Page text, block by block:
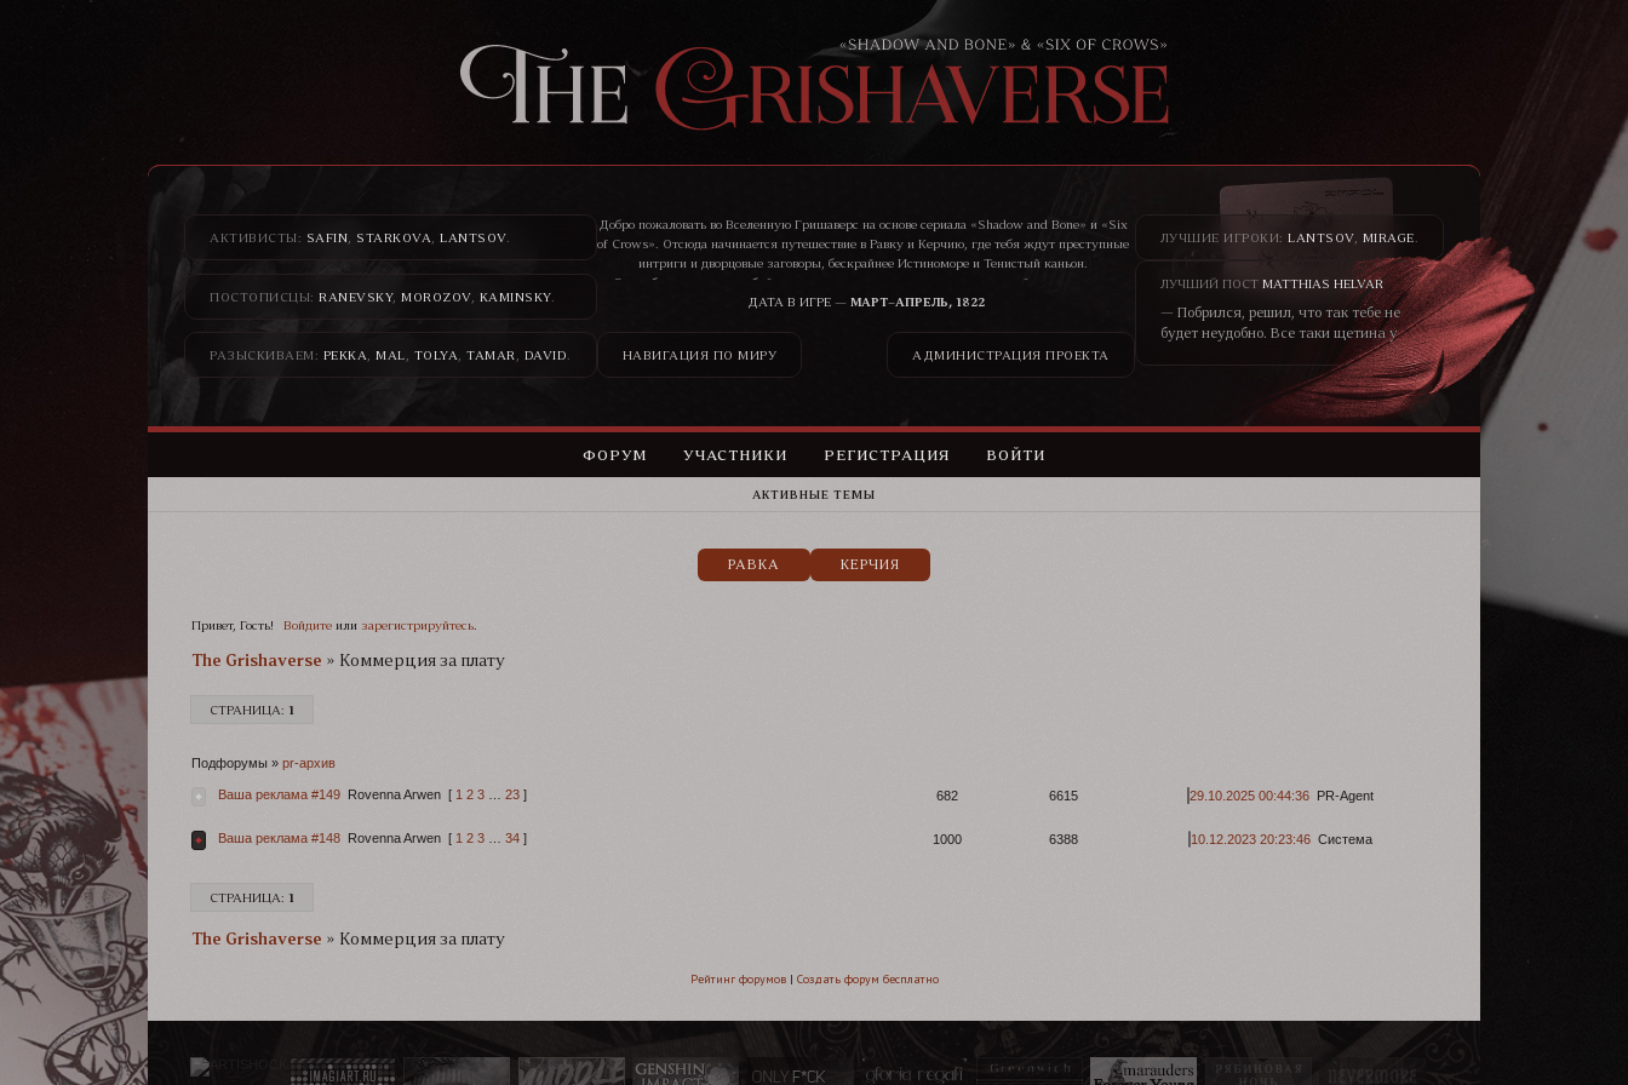
АКТИВИСТЫ: SAFIN STARKOVA LANTSOV.
ПОСТОПИСЦЫ: RANEVSKY, MOROZOV, KAMINSKY.
РАЗЫСКИВАЕМ: PEKKA MAL TOLYA TAMAR DAVID
Добро пожаловать во Вселенную Гришаверс на основе сериала «Shadow and Bone» и «Six
of Crows». Отсюда начинается путешествие в Равку и Керчию, где тебя ждут преступные
интриги и дворцовые заговоры, бескрайнее Истиноморе и Тенистый каньон.
Здесь бандиты, воры, убийцы, цари и святые ведут нескончаемую войну, и никто не
сможет остаться в стороне от ее последствий.
ДАТА В ИГРЕ — МАРТ–АПРЕЛЬ, 1822
НАВИГАЦИЯ ПО МИРУ АДМИНИСТРАЦИЯ ПРОЕКТА
ЛУЧШИЕ ИГРОКИ: LANTSOV, MIRAGE
ЛУЧШИЙ ПОСТ MATTHIAS HELVAR
— Побрился, решил, что так тебе не
будет неудобно. Все таки щетина у
меня всегда была жёсткая, как
шерсть у медведя. – он хохотнул. —
Не думаю, что меня сторонятся
только из-за щетины. Скорее в
принципе от того, что я чужеземец.
уголки глаз блондина чуть сузились,
ФОРУМ УЧАСТНИКИ РЕГИСТРАЦИЯ ВОЙТИ
АКТИВНЫЕ ТЕМЫ
РАВКА КЕРЧИЯ
Привет, Гость! Войдите или зарегистрируйтесь
The Grishaverse­­­ » Коммерция за плату
СТРАНИЦА: 1
Подфорумы » pr-архив
Ваша реклама #149 Rovenna Arwen [ 1 2 3 23 ] 682 6615 29.10.2025 00:44:36 PR-Agent
Ваша реклама #148 Rovenna Arwen [ 1 2 3 … 34 ] 1000 6388 10.12.2023 20:23:46 Система
СТРАНИЦА: 1
The Grishaverse­­­ » Коммерция за плату
Рейтинг форумов| Создать форум бесплатно